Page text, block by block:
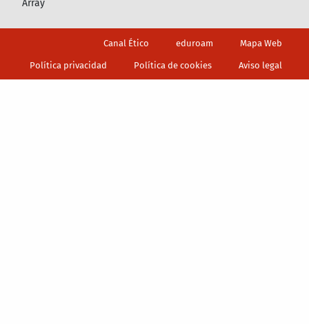
Array
Canal Ético eduroam Mapa Web
Política privacidad Política de cookies Aviso legal